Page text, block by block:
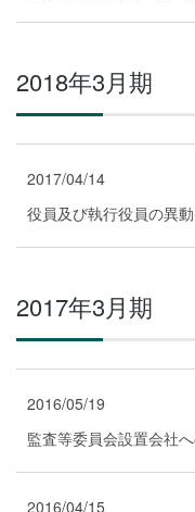
2018年3月期
2017/04/14
役員及び執行役員の異
2017年3月期
2016/05/19
監査等委員会設置会社
2016/04/15